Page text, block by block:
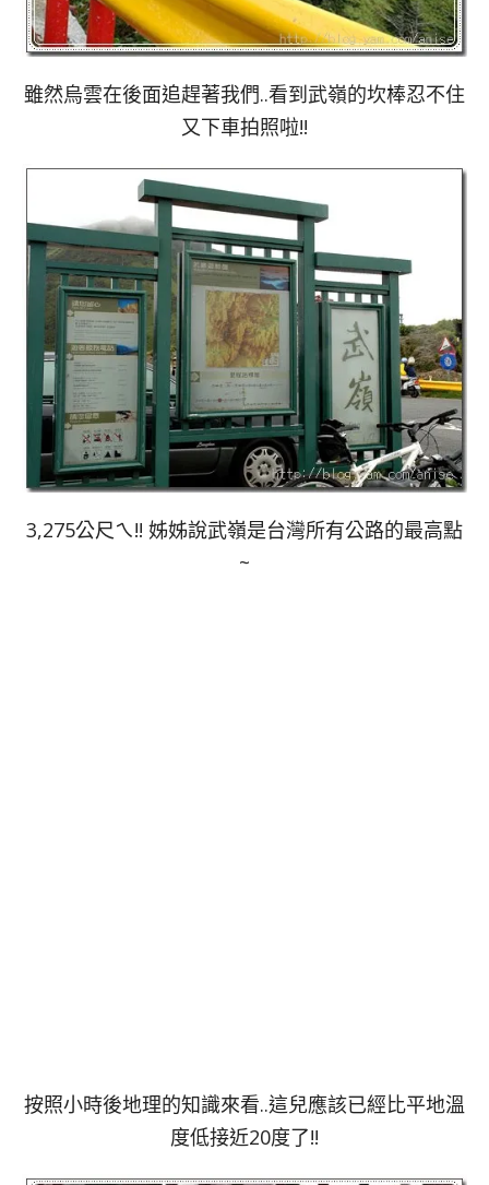
雖然烏雲在後面追趕著我們..看到武嶺的坎棒忍不住
又下車拍照啦!!
3,275公尺ㄟ!! 姊姊說武嶺是台灣所有公路的最高點
~
按照小時後地理的知識來看..這兒應該已經比平地溫
度低接近20度了!!